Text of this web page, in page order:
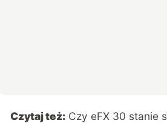
Czytaj też: Czy eFX 30 stanie